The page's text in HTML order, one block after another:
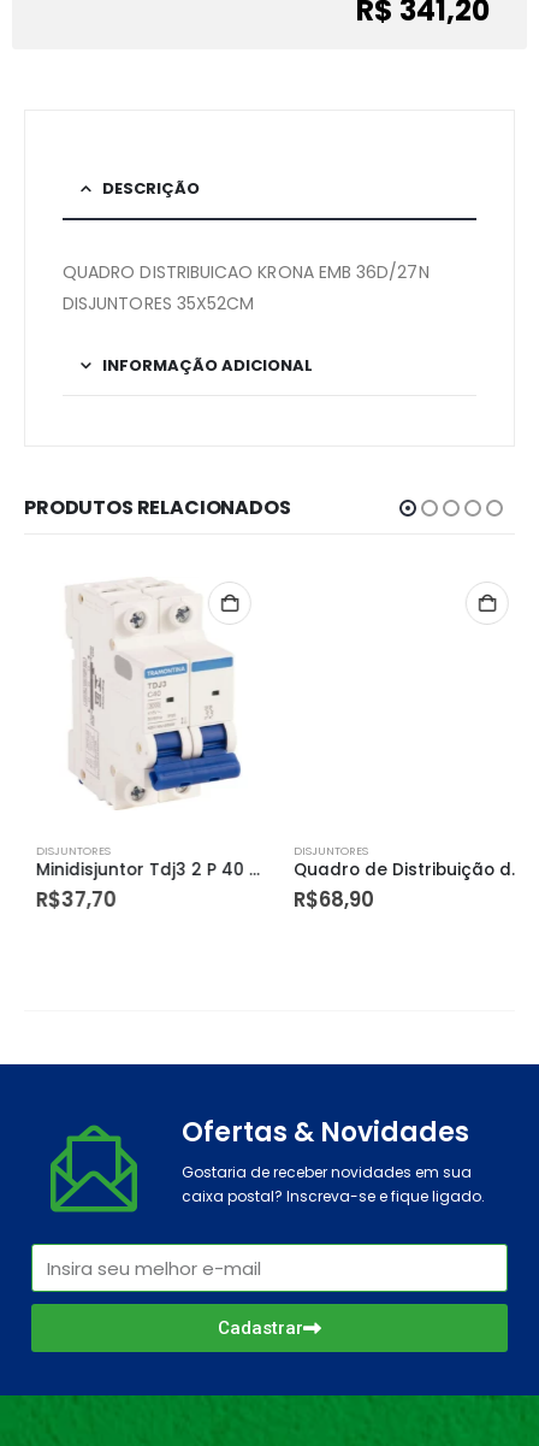
R$ 341,20
DESCRIÇÃO
QUADRO DISTRIBUICAO KRONA EMB 36D/27N
DISJUNTORES 35X52CM
INFORMAÇÃO ADICIONAL
PRODUTOS RELACIONADOS
DISJUNTORES
Minidisjuntor Tdj3 2 P 40 a 3 Ka Curva C – Tramontina
R$37,70
DISJUNTORES
Quadro de Distribuição de Sobrepor 12 Din Ou 8 Nema com Porta Transparente – Tramontina
R$68,90
Ofertas & Novidades
Gostaria de receber novidades em sua
caixa postal? Inscreva-se e fique ligado.
Cadastrar